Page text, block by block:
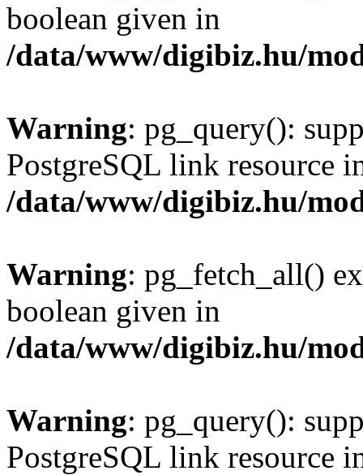
boolean given in
/data/www/digibiz.hu/
Warning: pg_query():
PostgreSQL link resource
/data/www/digibiz.hu/
Warning: pg_fetch_all()
boolean given in
/data/www/digibiz.hu/
Warning: pg_query():
PostgreSQL link resource